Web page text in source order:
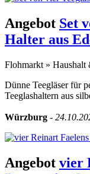
Angebot Set
Halter aus
Flohmarkt » Haushalt
Dünne Teegläser für
Teeglashaltern aus
Würzburg -
Angebot vier